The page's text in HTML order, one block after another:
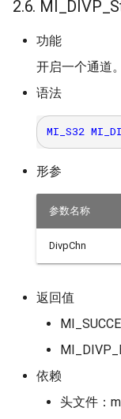
2.6.
功能
开启一个通道。
语法
形参
参数名称
DivpChn
返回值
依赖
头文件：